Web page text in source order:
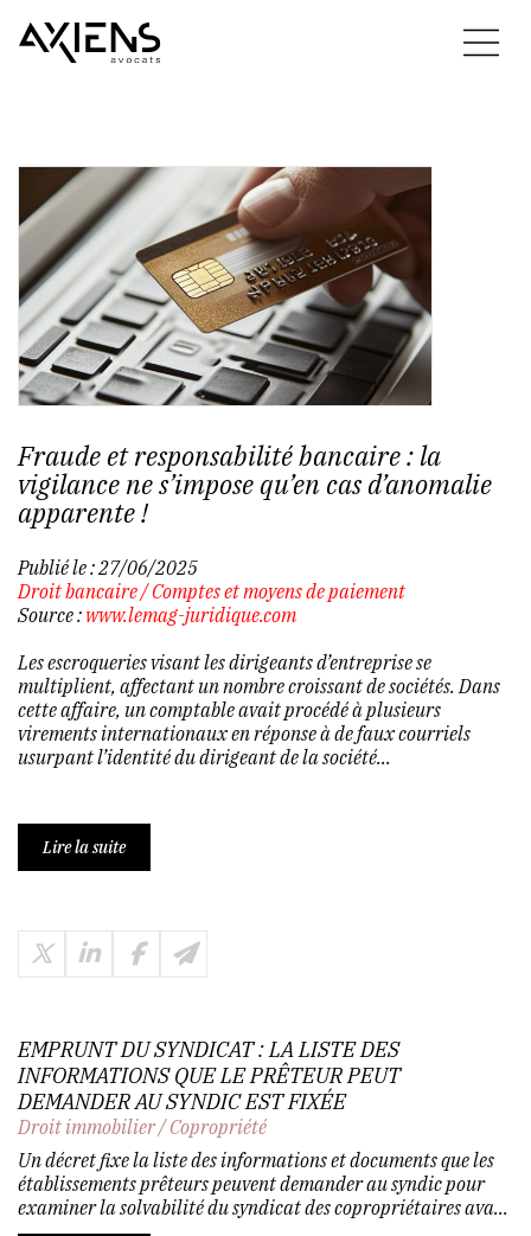
Fraude et responsabilité bancaire : la
vigilance ne s’impose qu’en cas d’anomalie
apparente !
Publié le :27/06/2025
Droit bancaire/Comptes et moyens de paiement
Source : www.lemag-juridique.com
Les escroqueries visant les dirigeants d’entreprise se
multiplient, affectant un nombre croissant de sociétés. Dans
cette affaire, un comptable avait procédé à plusieurs
virements internationaux en réponse à de faux courriels
usurpant l’identité du dirigeant de la société...
Lire la suite
EMPRUNT DU SYNDICAT : LA LISTE DES
INFORMATIONS QUE LE PRÊTEUR PEUT
DEMANDER AU SYNDIC EST FIXÉE
Droit immobilier/Copropriété
Un décret fixe la liste des informations et documents que les
établissements prêteurs peuvent demander au syndic pour
examiner la solvabilité du syndicat des copropriétaires ava...